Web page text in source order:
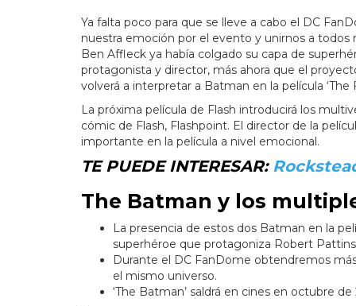
Ya falta poco para que se lleve a cabo el DC
nuestra emoción por el evento y unirnos a
Ben Affleck ya había colgado su capa de
protagonista y director, más ahora que el
volverá a interpretar a Batman en la película
La próxima película de Flash introducirá los
cómic de Flash, Flashpoint. El director de la
importante en la película a nivel emocional.
TE PUEDE INTERESAR:
The Batman y los
La presencia de estos dos Batman en la
superhéroe que protagoniza Robert
Durante el DC FanDome obtendremos
el mismo universo.
‘The Batman’ saldrá en cines en octubre